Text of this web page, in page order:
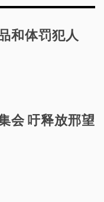
和体罚犯人
会 吁释放邢望